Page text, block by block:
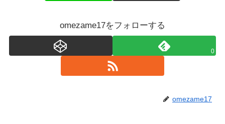
omezame17をフォローする
0
omezame17